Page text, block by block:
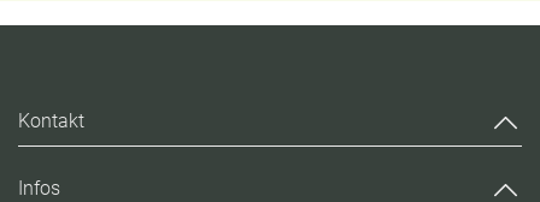
Kontakt
Infos